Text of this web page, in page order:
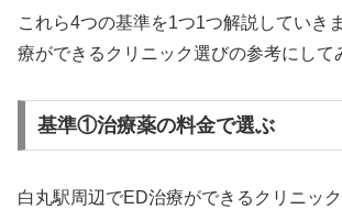
これら4つの基準を1つ1つ解説していき
療ができるクリニック選びの参考にして
基準①治療薬の料金で選ぶ
白丸駅周辺でED治療ができるクリニック